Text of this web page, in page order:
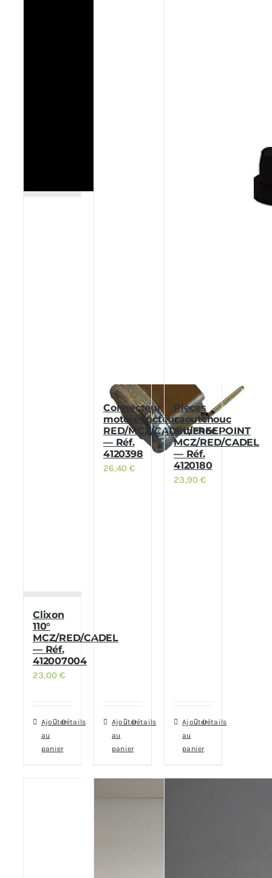
Clixon
110°
MCZ/RED/CADEL
— Réf.
412007004
23,00€
Ajouter
au
panier
Détails
Connecteur
motoréducteur
RED/MCZ/CADEL/FREEPOINT
— Réf.
4120398
26,40€
Ajouter
au
panier
Détails
Pièces
caoutchouc
antichoc
MCZ/RED/CADEL
— Réf.
4120180
23,90€
Ajouter
au
panier
Détails